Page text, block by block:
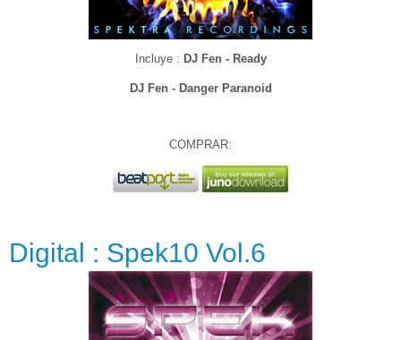
Incluye : DJ Fen - Ready
DJ Fen - Danger Paranoid
COMPRAR:
Digital : Spek10 Vol.6